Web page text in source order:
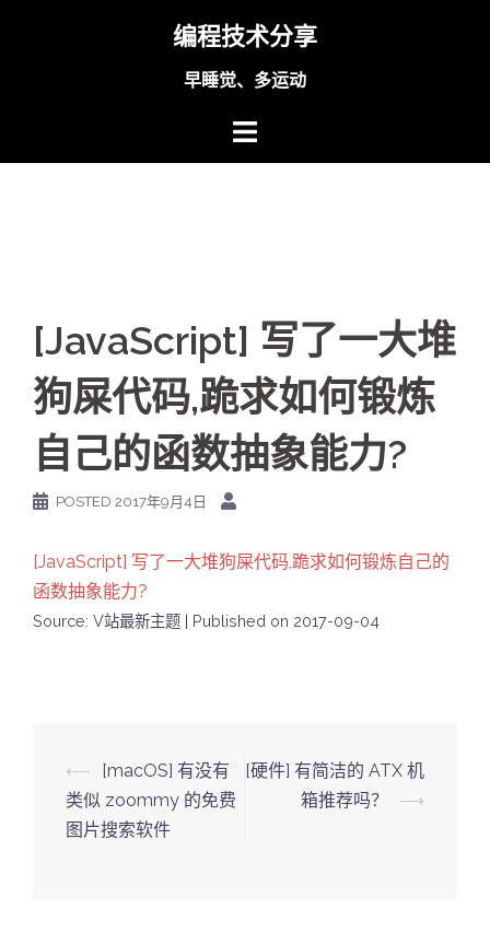
编程技术分享
早睡觉、多运动
[JavaScript] 写了一大堆
狗屎代码,跪求如何锻炼
自己的函数抽象能力?
POSTED 2017年9月4日
[JavaScript] 写了一大堆狗屎代码,跪求如何锻炼自己的
函数抽象能力?
Source: V站最新主题 Published on 2017-09-04
Post
navigation
⟵
[macOS] 有没有
类似 zoommy 的免费
图片搜索软件
[硬件] 有简洁的 ATX 机
箱推荐吗？
⟶